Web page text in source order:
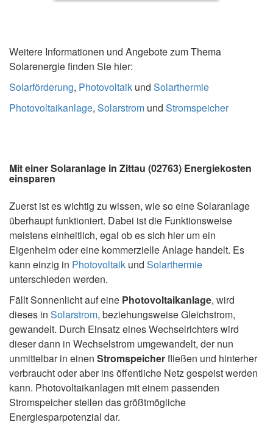
Weitere Informationen und Angebote zum Thema
Solarenergie finden Sie hier:
Solarförderung, Photovoltaik und Solarthermie
Photovoltaikanlage, Solarstrom und Stromspeicher
Mit einer Solaranlage in Zittau (02763) Energiekosten
einsparen
Zuerst ist es wichtig zu wissen, wie so eine Solaranlage
überhaupt funktioniert. Dabei ist die Funktionsweise
meistens einheitlich, egal ob es sich hier um ein
Eigenheim oder eine kommerzielle Anlage handelt. Es
kann einzig in Photovoltaik und Solarthermie
unterschieden werden.
Fällt Sonnenlicht auf eine Photovoltaikanlage, wird
dieses in Solarstrom, beziehungsweise Gleichstrom,
gewandelt. Durch Einsatz eines Wechselrichters wird
dieser dann in Wechselstrom umgewandelt, der nun
unmittelbar in einen Stromspeicherfließen und hinterher
verbraucht oder aber ins öffentliche Netz gespeist werden
kann. Photovoltaikanlagen mit einem passenden
Stromspeicher stellen das größtmögliche
Energiesparpotenzial dar.